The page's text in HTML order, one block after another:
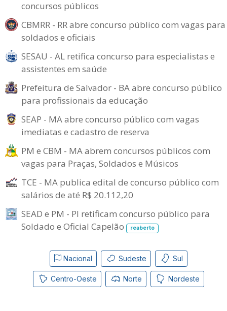
concursos públicos
CBMRR - RR abre concurso público com vagas para
soldados e oficiais
SESAU - AL retifica concurso para especialistas e
assistentes em saúde
Prefeitura de Salvador - BA abre concurso público
para profissionais da educação
SEAP - MA abre concurso público com vagas
imediatas e cadastro de reserva
PM e CBM - MA abrem concursos públicos com
vagas para Praças, Soldados e Músicos
TCE - MA publica edital de concurso público com
salários de até R$ 20.112,20
SEAD e PM - PI retificam concurso público para
Soldado e Oficial Capelão
reaberto
Nacional Sudeste Sul
Centro-Oeste Norte Nordeste